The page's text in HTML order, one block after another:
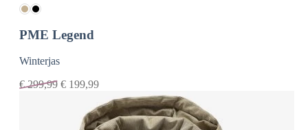
PME Legend
Winterjas
€299,99 € 199,99